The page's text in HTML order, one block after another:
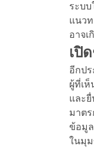
ระบ
แนว
อาจ
เปิ
อีกป
ผู้ที่เ
และ
มาต
ข้อมู
ในมุ